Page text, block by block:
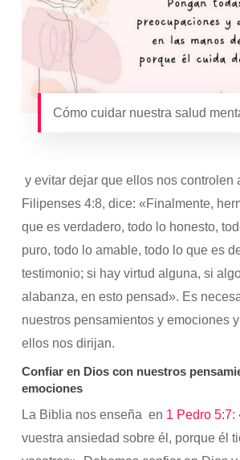
Cómo cuidar nuestra salud
y evitar dejar que ellos nos controlen
Filipenses 4:8, dice: «Finalmente,
que es verdadero, todo lo honesto,
puro, todo lo amable, todo lo que es
testimonio; si hay virtud alguna, si
alabanza, en esto pensad». Es
nuestros pensamientos y emociones
ellos nos dirijan.
Confiar en Dios con nuestros
emociones
La Biblia nos enseña en 1 Pedro 5:7:
vuestra ansiedad sobre él, porque él